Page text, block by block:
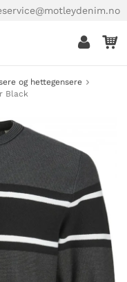
og hettegensere
Black